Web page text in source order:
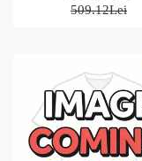
509.12Lei